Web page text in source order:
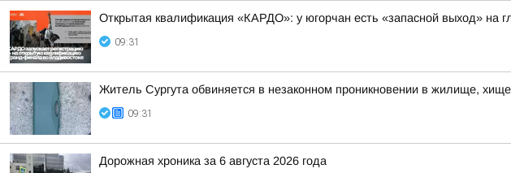
Открытая квалификация «КАРДО»: у югорчан есть «запасной выход» на
09:31
Житель Сургута обвиняется в незаконном проникновении в жилище,
09:31
Дорожная хроника за 6 августа 2026 года